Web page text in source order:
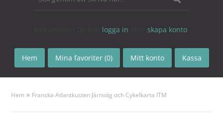
logga in skapa konto
Hem Mina favoriter (0) Mitt konto Kassa
Hem » Franska Atlantkusten Järnväg och Cykelkarta ITM